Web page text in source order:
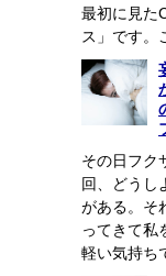
最初に見た
ス」です。
その日フク
回、どうし
がある。そ
ってきて私
軽い気持ち